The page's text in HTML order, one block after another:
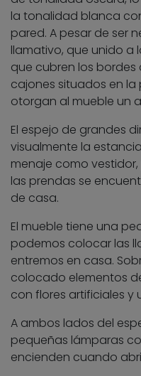
la tonalidad blanca
pared. A pesar de ser
llamativo, que unido a
que cubren los bordes
cajones situados en la
otorgan al mueble un
El espejo de grandes
visualmente la
menaje como
las prendas se
de casa.
El mueble tiene una
podemos colocar las
entremos en casa.
colocado elementos
con flores artificiales y
A ambos lados del
pequeñas lámparas
encienden cuando